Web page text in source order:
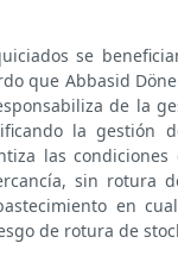
se
que Abbasid
de la
la gestión
las condiciones
sin rotura
en
de rotura de